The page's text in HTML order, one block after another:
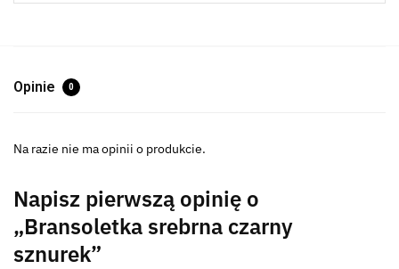
Opinie 0
Na razie nie ma opinii o produkcie.
Napisz pierwszą opinię o
„Bransoletka srebrna czarny
sznurek”